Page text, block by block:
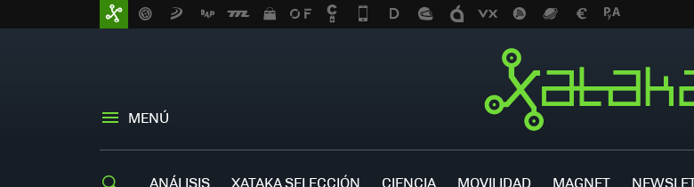
MENÚ
ANÁLISIS XATAKA SELECCIÓN CIENCIA MOVILIDAD MAGNET